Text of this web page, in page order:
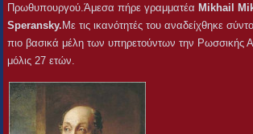
Πρωθυπουργού.Άμεσα πήρε γραμματέα Mikhail
Speransky. Με τις ικανότητές του αναδείχθηκε
πιο βασικά μέλη των υπηρετούντων την Ρωσσικής
μόλις 27 ετών.